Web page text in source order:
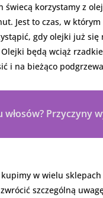
korzystamy z
Jest to czas, w
gdy olejki już
będą wciąż
i na bieżąco
Przyczyny
w wielu
szczególną